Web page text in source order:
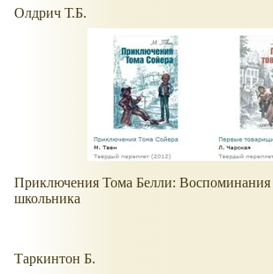
Олдрич Т.Б.
Приключения Тома Белли: Воспоминания
школьника
Таркинтон Б.